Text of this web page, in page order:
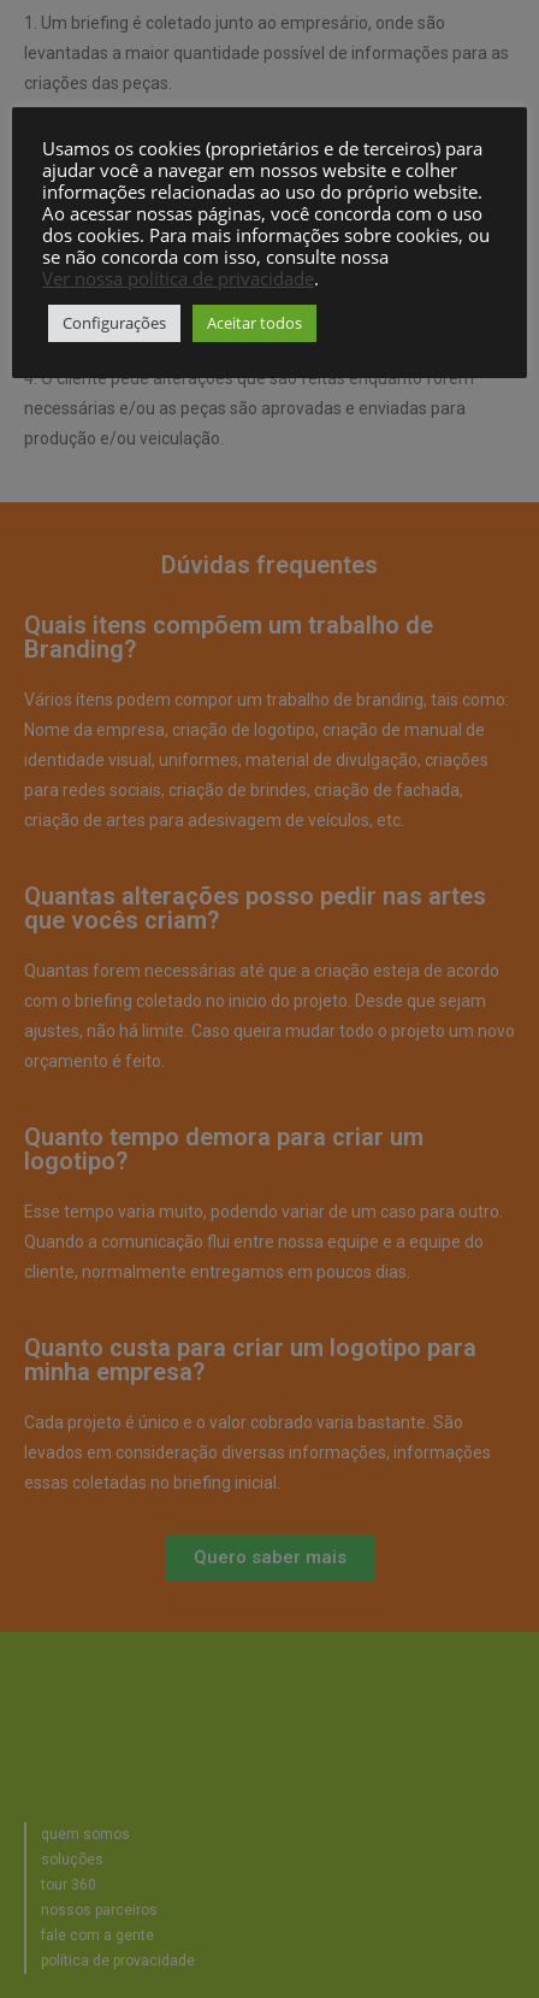
1. Um briefing é coletado junto ao empresário, onde são
levantadas a maior quantidade possível de informações para as
criações das peças.
2. São feitos estudos de marcas concorrentes, hábitos de
consumo do público alvo, tendências de mercado etc.
3. São feitas criações de peças e posteriormente apresentadas
4. O cliente pede alterações que são feitas enquanto forem
necessárias e/ou as peças são aprovadas e enviadas para
produção e/ou veiculação.
Dúvidas frequentes
Quais itens compõem um trabalho de
Branding?
Vários ítens podem compor um trabalho de branding, tais como:
Nome da empresa, criação de logotipo, criação de manual de
identidade visual, uniformes, material de divulgação, criações
para redes sociais, criação de brindes, criação de fachada,
criação de artes para adesivagem de veículos, etc.
Quantas alterações posso pedir nas artes
que vocês criam?
Quantas forem necessárias até que a criação esteja de acordo
com o briefing coletado no inicio do projeto. Desde que sejam
ajustes, não há limite. Caso queira mudar todo o projeto um novo
orçamento é feito.
Quanto tempo demora para criar um
logotipo?
Esse tempo varia muito, podendo variar de um caso para outro.
Quando a comunicação flui entre nossa equipe e a equipe do
cliente, normalmente entregamos em poucos dias.
Quanto custa para criar um logotipo para
minha empresa?
Cada projeto é único e o valor cobrado varia bastante. São
levados em consideração diversas informações, informações
essas coletadas no briefing inicial.
Quero saber mais
quem somos
soluções
tour 360
nossos parceiros
fale com a gente
política de provacidade
Usamos os cookies (proprietários e de terceiros) para
ajudar você a navegar em nossos website e colher
informações relacionadas ao uso do próprio website.
Ao acessar nossas páginas, você concorda com o uso
dos cookies. Para mais informações sobre cookies, ou
se não concorda com isso, consulte nossa
Ver nossa política de privacidade.
Configurações Aceitar todos